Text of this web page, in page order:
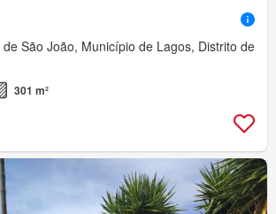
São João, Município de Lagos, Distrito de
301 m²